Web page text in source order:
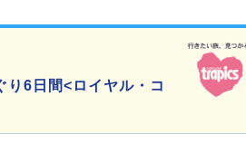
り6日間<ロイヤル・コ